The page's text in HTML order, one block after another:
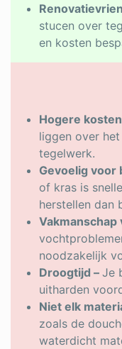
stucen over
en kosten
Hogere
liggen over
tegelwerk.
Gevoelig voor
of kras is
herstellen dan
Vakmanschap
noodzakelijk
Droogtijd – Je
uitharden
Niet elk
zoals de
waterdicht